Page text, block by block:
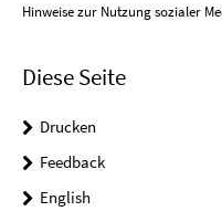
Hinweise zur Nutzung sozialer
Diese Seite
Drucken
Feedback
English